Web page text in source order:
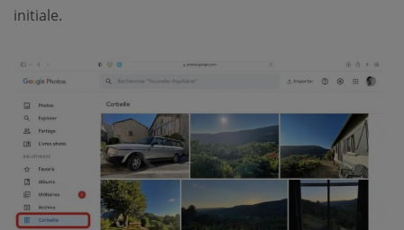
initiale.